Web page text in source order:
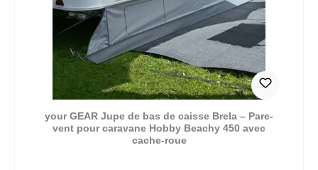
your GEAR Jupe de bas de caisse Brela – Pare-
vent pour caravane Hobby Beachy 450 avec
cache-roue